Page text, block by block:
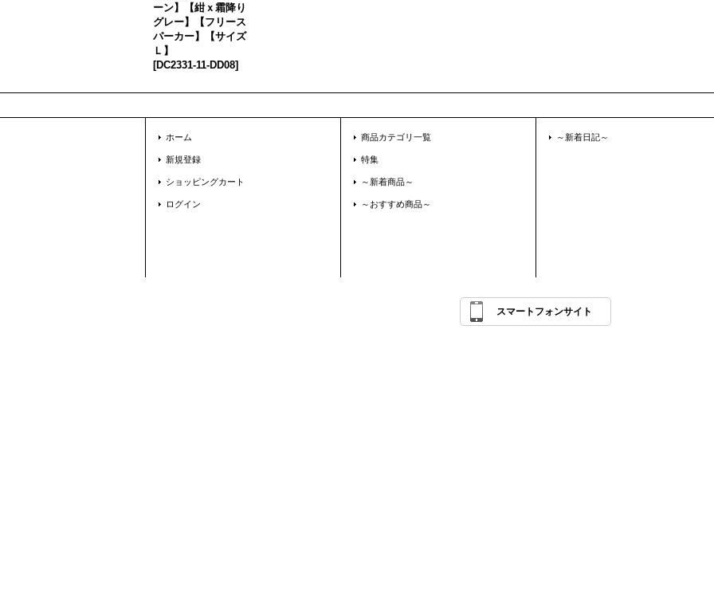
ーン】【紺ｘ霜降り
グレー】【フリース
パーカー】【サイズ
Ｌ】
[DC2331-11-DD08]
ホーム
新規登録
ショッピングカート
ログイン
商品カテゴリ一覧
特集
～新着商品～
～おすすめ商品～
～新着日記～
スマートフォンサイト